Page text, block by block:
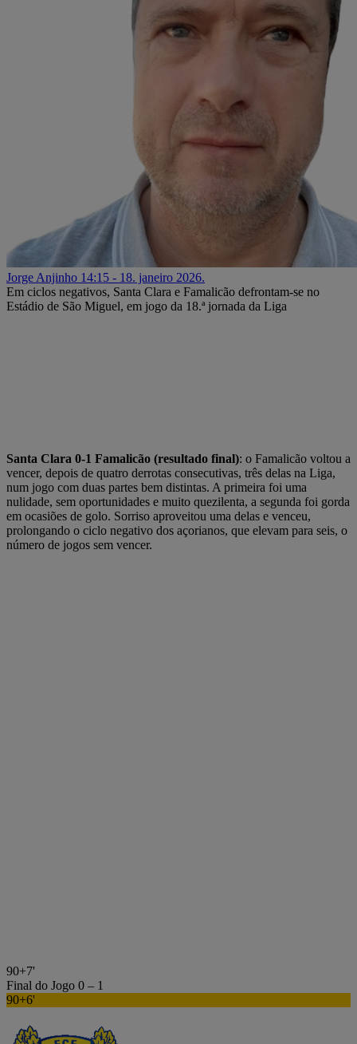
Jorge Anjinho 14:15 - 18. janeiro 2026.
Em ciclos negativos, Santa Clara e Famalicão defrontam-se no
Estádio de São Miguel, em jogo da 18.ª jornada da Liga
Santa Clara 0-1 Famalicão (resultado final): o Famalicão voltou a
vencer, depois de quatro derrotas consecutivas, três delas na Liga,
num jogo com duas partes bem distintas. A primeira foi uma
nulidade, sem oportunidades e muito quezilenta, a segunda foi gorda
em ocasiões de golo. Sorriso aproveitou uma delas e venceu,
prolongando o ciclo negativo dos açorianos, que elevam para seis, o
número de jogos sem vencer.
90+7'
Final do Jogo 0 – 1
90+6'